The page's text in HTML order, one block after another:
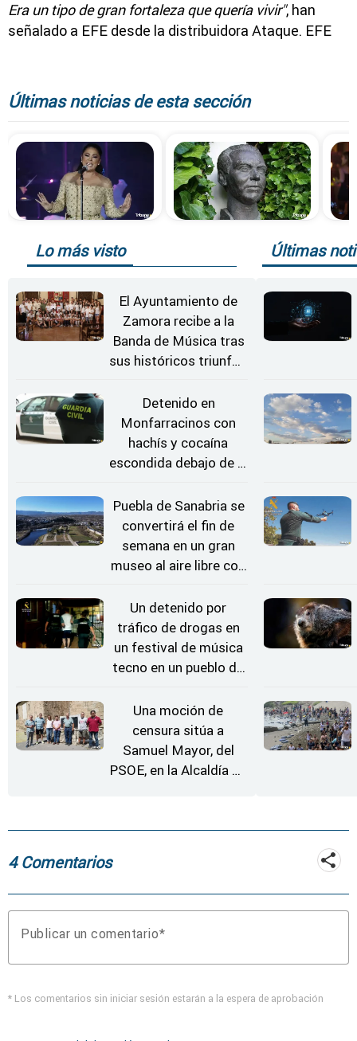
Era un tipo de gran fortaleza que quería vivir", han
señalado a EFE desde la distribuidora Ataque. EFE
Últimas noticias de esta sección
Lo más visto
El Ayuntamiento de
Zamora recibe a la
Banda de Música tras
sus históricos triunfos
Detenido en
Monfarracinos con
hachís y cocaína
escondida debajo de la
coche
Puebla de Sanabria se
convertirá el fin de
semana en un gran
museo al aire libre con
Un detenido por
tráfico de drogas en
un festival de música
tecno en un pueblo de
Una moción de
censura sitúa a
Samuel Mayor, del
PSOE, en la Alcaldía de
Últimas
4 Comentarios
Publicar un comentario
* Los comentarios sin iniciar sesión estarán a la espera de aprobación